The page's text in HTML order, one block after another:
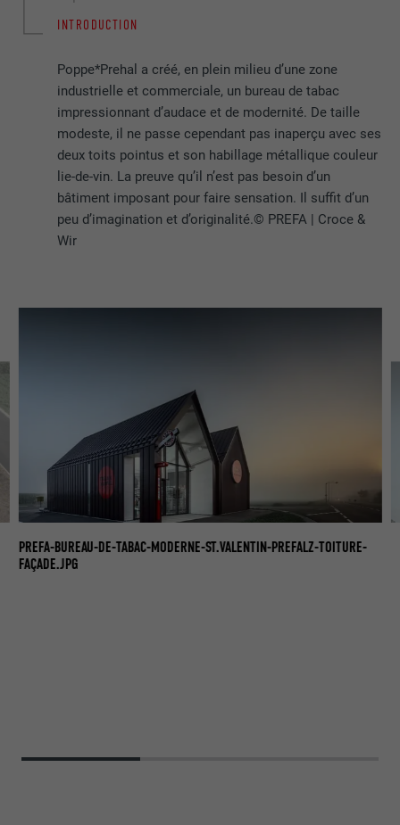
INTRODUCTION
Poppe*Prehal a créé, en plein milieu d’une zone
industrielle et commerciale, un bureau de tabac
impressionnant d’audace et de modernité. De taille
modeste, il ne passe cependant pas inaperçu avec ses
deux toits pointus et son habillage métallique couleur
lie-de-vin. La preuve qu’il n’est pas besoin d’un
bâtiment imposant pour faire sensation. Il suffit d’un
peu d’imagination et d’originalité.© PREFA | Croce &
Wir
PREFA-BUREAU-DE-TABAC-MODERNE-ST.VALENTIN-PREFALZ-TOITURE-
FAÇADE.JPG